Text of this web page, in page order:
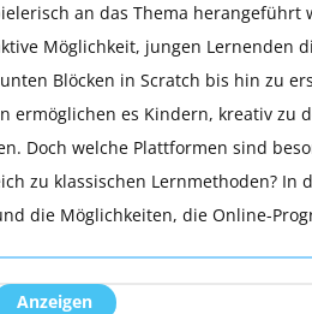
an das Thema
Möglichkeit, jungen Lernenden
Blöcken in Scratch bis hin zu
ermöglichen es Kindern, kreativ zu
Doch welche Plattformen sind
zu klassischen Lernmethoden?
die Möglichkeiten, die Online-
Anzeigen